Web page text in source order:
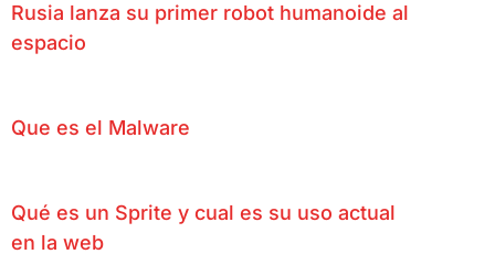
Rusia lanza su primer robot humanoide al
espacio
Que es el Malware
Qué es un Sprite y cual es su uso actual
en la web